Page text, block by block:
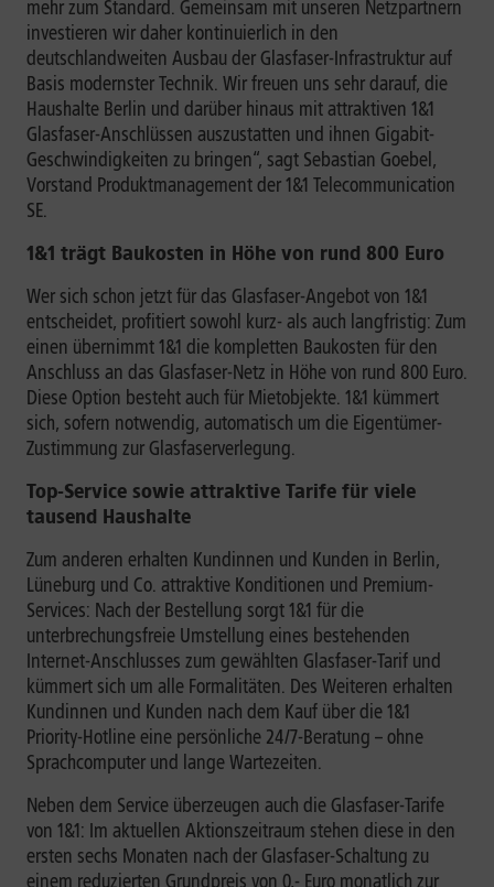
mehr zum Standard. Gemeinsam mit unseren Netzpartnern
investieren wir daher kontinuierlich in den
deutschlandweiten Ausbau der Glasfaser-Infrastruktur auf
Basis modernster Technik. Wir freuen uns sehr darauf, die
Haushalte Berlin und darüber hinaus mit attraktiven 1&1
Glasfaser-Anschlüssen auszustatten und ihnen Gigabit-
Geschwindigkeiten zu bringen“, sagt Sebastian Goebel,
Vorstand Produktmanagement der 1&1 Telecommunication
SE.
1&1 trägt Baukosten in Höhe von rund 800 Euro
Wer sich schon jetzt für das Glasfaser-Angebot von 1&1
entscheidet, profitiert sowohl kurz- als auch langfristig: Zum
einen übernimmt 1&1 die kompletten Baukosten für den
Anschluss an das Glasfaser-Netz in Höhe von rund 800 Euro.
Diese Option besteht auch für Mietobjekte. 1&1 kümmert
sich, sofern notwendig, automatisch um die Eigentümer-
Zustimmung zur Glasfaserverlegung.
Top-Service sowie attraktive Tarife für viele
tausend Haushalte
Zum anderen erhalten Kundinnen und Kunden in Berlin,
Lüneburg und Co. attraktive Konditionen und Premium-
Services: Nach der Bestellung sorgt 1&1 für die
unterbrechungsfreie Umstellung eines bestehenden
Internet-Anschlusses zum gewählten Glasfaser-Tarif und
kümmert sich um alle Formalitäten. Des Weiteren erhalten
Kundinnen und Kunden nach dem Kauf über die 1&1
Priority-Hotline eine persönliche 24/7-Beratung – ohne
Sprachcomputer und lange Wartezeiten.
Neben dem Service überzeugen auch die Glasfaser-Tarife
von 1&1: Im aktuellen Aktionszeitraum stehen diese in den
ersten sechs Monaten nach der Glasfaser-Schaltung zu
einem reduzierten Grundpreis von 0,- Euro monatlich zur